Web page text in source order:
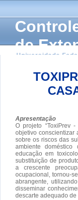
de
Universidade
Apresentação
O projeto “ToxiPrev
objetivo conscientizar
sobre os riscos das
ambiente
educação em
substituição de
a crescente
ocupacional, tornou-
abrangente,
disseminar
descarte adequado